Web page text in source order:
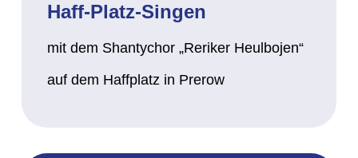
Haff-Platz-Singen
mit dem Shantychor „Reriker Heulbojen“
auf dem Haffplatz in Prerow